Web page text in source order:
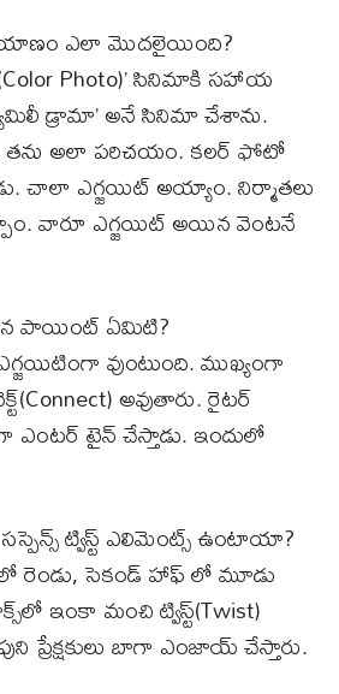
ఎలా మొదలైయింది?
Photo)’ సినిమాకి సహాయ
డ్రామా’ అనే సినిమా చేశాను.
తను అలా పరిచయం. కలర్ ఫోటో
చాలా ఎగ్జయిట్ అయ్యాం. నిర్మాతలు
వారూ ఎగ్జయిట్ అయిన వెంటనే
పాయింట్ ఏమిటి?
వుంటుంది. ముఖ్యంగా
అవుతారు. రైటర్
ఎంటర్ టైన్ చేస్తాడు. ఇందులో
ట్విస్ట్ ఎలిమెంట్స్ ఉంటాయా?
రెండు, సెకండ్ హాఫ్ లో మూడు
ఇంకా మంచి ట్విస్ట్(Twist)
ప్రేక్షకులు బాగా ఎంజాయ్ చేస్తారు.